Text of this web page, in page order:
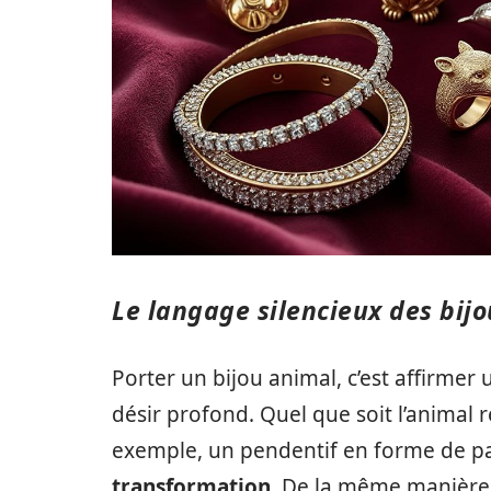
Le langage silencieux des
Porter un bijou animal, c’est
désir profond. Quel que soit l’animal
exemple, un pendentif en forme de